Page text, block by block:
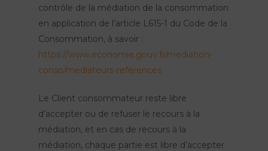
contrôle de la médiation de la consommation
en application de l’article L615-1 du Code de la
Consommation, à savoir :
https://www.economie.gouv.fr/mediation-
conso/mediateurs-references
Le Client consommateur reste libre
d’accepter ou de refuser le recours à la
médiation, et en cas de recours à la
médiation, chaque partie est libre d’accepter